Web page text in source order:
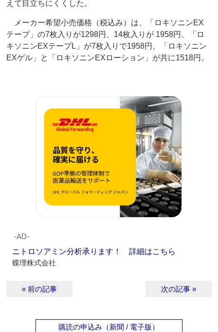
えて目立ちにくくした。
メーカー希望小売価格（税込み）は、「ロキソニンEX
テープ」の7枚入りが1298円、14枚入りが 1958円、「ロ
キソニンEXテープL」が7枚入りで1958円、「ロキソニン
EXゲル」と「ロキソニンEXローション」が共に1518円。
‐AD‐
ニトロソアミン分析承ります！ 詳細はこちら
蝶理株式会社
« 前の記事 次の記事 »
購読の申込み（新聞 / 電子版）